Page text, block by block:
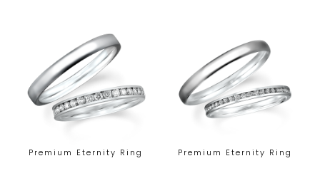
Premium Eternity Ring Premium Eternity Ring